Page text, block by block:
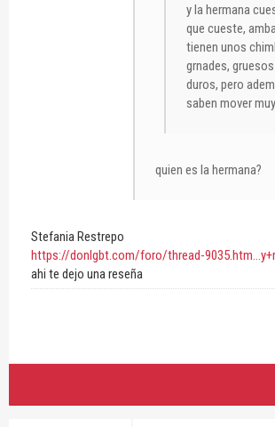
y la hermana
que cueste,
tienen unos
grnades,
duros, pero
saben mover
quien es la hermana?
Stefania Restrepo
https://donlgbt.com/foro/thread-
ahi te dejo una reseña